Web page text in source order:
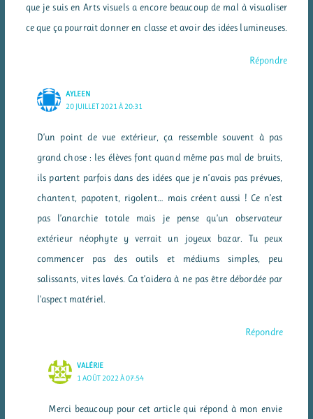
que je suis en Arts visuels a encore beaucoup de mal à visualiser
ce que ça pourrait donner en classe et avoir des idées lumineuses.
Répondre
AYLEEN
20 JUILLET 2021 À 20:31
D’un point de vue extérieur, ça ressemble souvent à pas
grand chose : les élèves font quand même pas mal de bruits,
ils partent parfois dans des idées que je n’avais pas prévues,
chantent, papotent, rigolent… mais créent aussi ! Ce n’est
pas l’anarchie totale mais je pense qu’un observateur
extérieur néophyte y verrait un joyeux bazar. Tu peux
commencer pas des outils et médiums simples, peu
salissants, vites lavés. Ca t’aidera à ne pas être débordée par
l’aspect matériel.
Répondre
VALÉRIE
1 AOÛT 2022 À 07:54
Merci beaucoup pour cet article qui répond à mon envie